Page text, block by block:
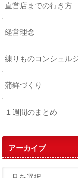
直営店までの行き方
経営理念
練りものコンシェル
蒲鉾づくり
１週間のまとめ
アーカイブ